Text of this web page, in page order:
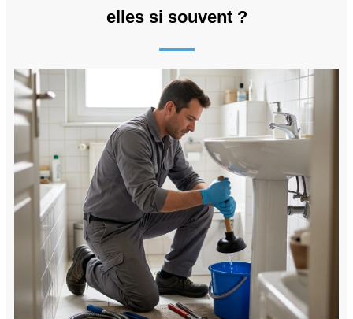
elles si souvent ?